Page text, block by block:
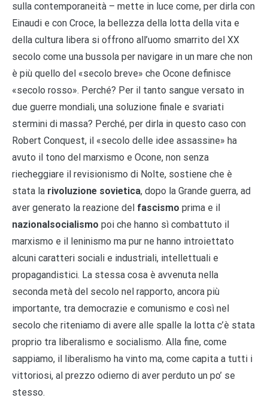
sulla contemporaneità – mette in luce come, per dirla con
Einaudi e con Croce, la bellezza della lotta della vita e
della cultura libera si offrono all’uomo smarrito del XX
secolo come una bussola per navigare in un mare che non
è più quello del «secolo breve» che Ocone definisce
«secolo rosso». Perché? Per il tanto sangue versato in
due guerre mondiali, una soluzione finale e svariati
stermini di massa? Perché, per dirla in questo caso con
Robert Conquest, il «secolo delle idee assassine» ha
avuto il tono del marxismo e Ocone, non senza
riecheggiare il revisionismo di Nolte, sostiene che è
stata la rivoluzione sovietica, dopo la Grande guerra, ad
aver generato la reazione del fascismo prima e il
nazionalsocialismo poi che hanno sì combattuto il
marxismo e il leninismo ma pur ne hanno introiettato
alcuni caratteri sociali e industriali, intellettuali e
propagandistici. La stessa cosa è avvenuta nella
seconda metà del secolo nel rapporto, ancora più
importante, tra democrazie e comunismo e così nel
secolo che riteniamo di avere alle spalle la lotta c’è stata
proprio tra liberalismo e socialismo. Alla fine, come
sappiamo, il liberalismo ha vinto ma, come capita a tutti i
vittoriosi, al prezzo odierno di aver perduto un po’ se
stesso.